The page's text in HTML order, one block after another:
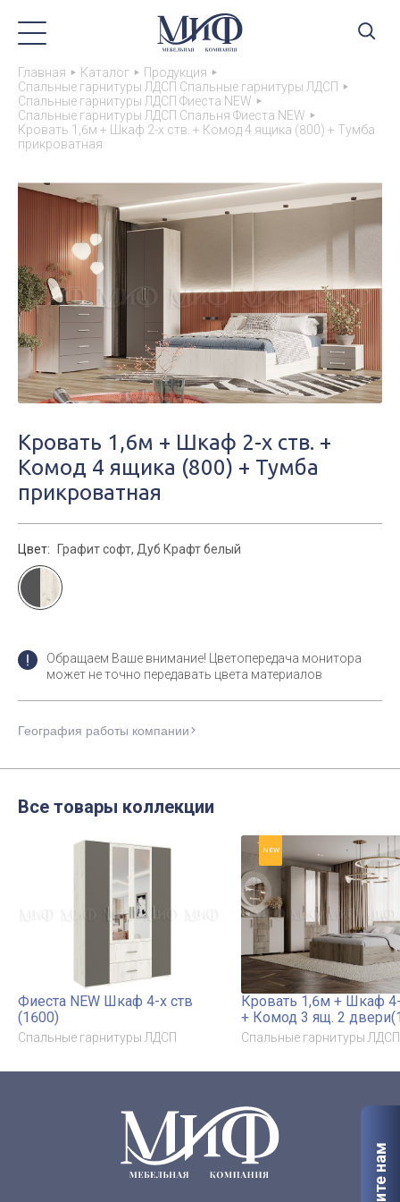
Главная Каталог
Продукция
Спальные гарнитуры ЛДСП Спальные гарнитуры ЛДСП
Спальные гарнитуры ЛДСП Фиеста NEW
Спальные гарнитуры ЛДСП Спальня Фиеста NEW
Кровать 1,6м + Шкаф 2-х ств. + Комод 4 ящика (800) + Тумба
прикроватная
Кровать 1,6м + Шкаф 2-х ств. +
Комод 4 ящика (800) + Тумба
прикроватная
Цвет: Графит софт, Дуб Крафт белый
Обращаем Ваше внимание! Цветопередача монитора
может не точно передавать цвета материалов
География работы компании
Все товары коллекции
Фиеста NEW Шкаф 4-х ств
(1600)
Спальные гарнитуры ЛДСП
NEW
Кровать 1,6м + Шкаф
+ Комод 3 ящ. 2
Тумба прикроватная
Спальные гарнитуры ЛДСП